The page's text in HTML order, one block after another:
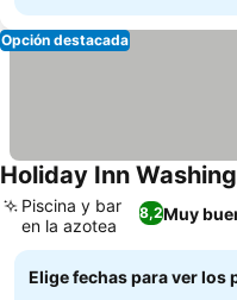
Opción destacada
Holiday Inn
8,2Muy
Piscina y bar
en la azotea
Elige fechas para ver los